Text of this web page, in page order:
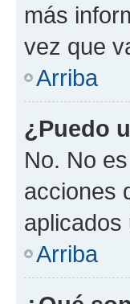
más
vez que
Arriba
¿Puedo
No. No
acciones
aplicados
Arriba